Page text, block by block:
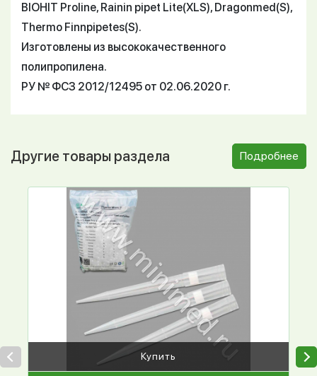
BIOHIT Proline, Rainin pipet Lite(XLS), Dragonmed(S),
Thermo Finnpipetes(S).
Изготовлены из высококачественного
полипропилена.
РУ № ФСЗ 2012/12495 от 02.06.2020 г.
Другие товары раздела Подробнее
Купить